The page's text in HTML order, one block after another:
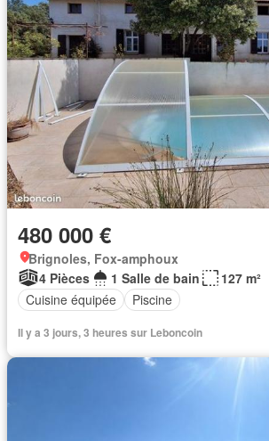
480 000 €
Brignoles, Fox-amphoux
4 Pièces
1 Salle de bain
127 m²
Cuisine équipée
Piscine
Il y a 3 jours, 3 heures sur Leboncoin